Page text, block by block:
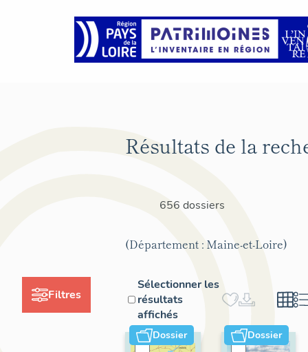
Filtres
Résultats de la
656 dossiers
(Département : Maine-et-Loire)
Sélectionner les
résultats
affichés
Dossier Dossier